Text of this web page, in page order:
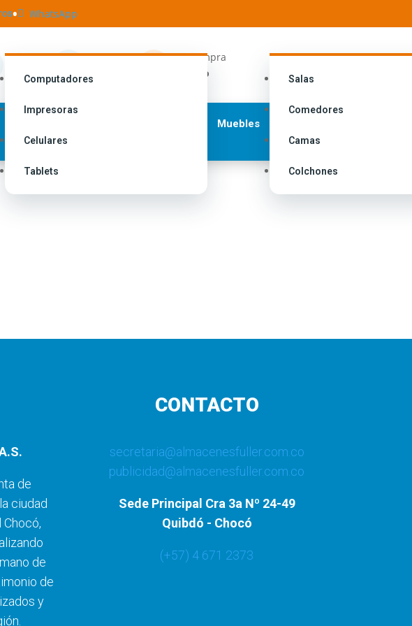
• WhatsApp
Nuestras
Tiendas
Ingresa a
Tu compra
Carrito
Computadores
Impresoras
Celulares
Tablets
Muebles
Salas
Comedores
Camas
Colchones
de
ciudad
de
de
y
CONTACTO
secretaria@almacenesfuller.com.co
publicidad@almacenesfuller.com.co
Sede Principal Cra 3a Nº 24-49
Quibdó - Chocó
(+57) 4 671 2373